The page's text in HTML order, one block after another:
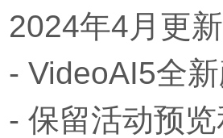
2024年4月更
- VideoAI5全
- 保留活动预